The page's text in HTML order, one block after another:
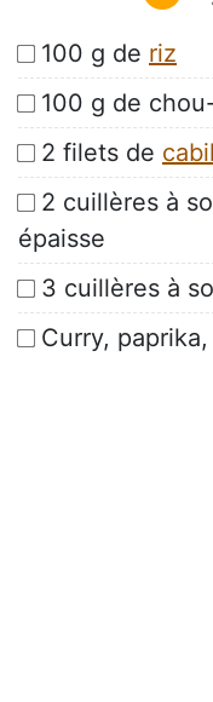
100 g de riz
100 g de
2 filets de
2 cuillères à
épaisse
3 cuillères à
Curry,